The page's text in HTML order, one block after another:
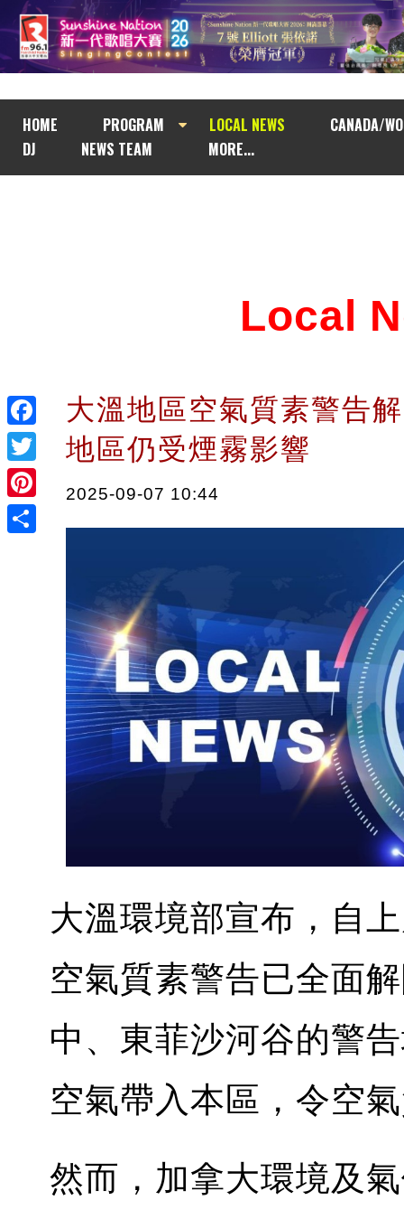
HOME PROGRAM LOCAL NEWS
CANADA/
DJ
NEWS TEAM MORE...
Facebook
Twitter
Pinterest
Local
大溫地區空氣質素警告
地區仍受煙霧影響
2025-09-07 10:44
大溫環境部宣布，自
空氣質素警告已全面
中、東菲沙河谷的警
空氣帶入本區，令空
然而，加拿大環境及